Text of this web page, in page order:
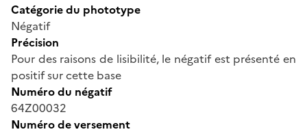
Catégorie du phototype
Négatif
Précision
Pour des raisons de lisibilité, le négatif est présenté en
positif sur cette base
Numéro du négatif
64Z00032
Numéro de versement